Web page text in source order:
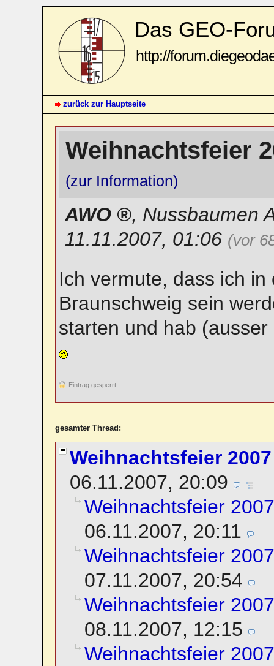
Das GEO-
http://
zurück zur Hauptseite
Weihnachtsfeier
(zur Information)
AWO , Nussbaumen
11.11.2007, 01:06 (vor
Ich vermute, dass ich
Braunschweig sein
starten und hab
Eintrag gesperrt
gesamter Thread:
Weihnachtsfeier
06.11.2007, 20:09
Weihnachtsfeier
06.11.2007, 20:11
Weihnachtsfeier
07.11.2007, 20:54
Weihnachtsfeier
08.11.2007, 12:15
Weihnachtsfeier